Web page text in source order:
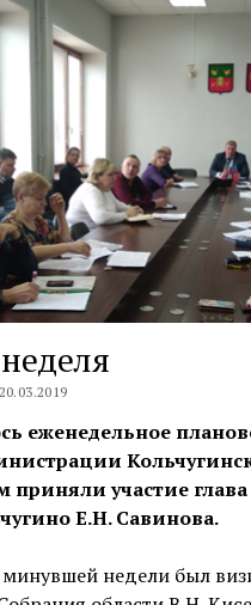
еженедельное
приняли участие
Е.Н. Савинова.
недели был